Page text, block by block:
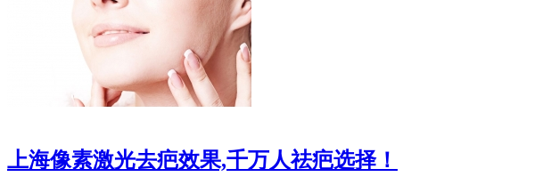
上海像素激光去疤效果,千万人祛疤选择！